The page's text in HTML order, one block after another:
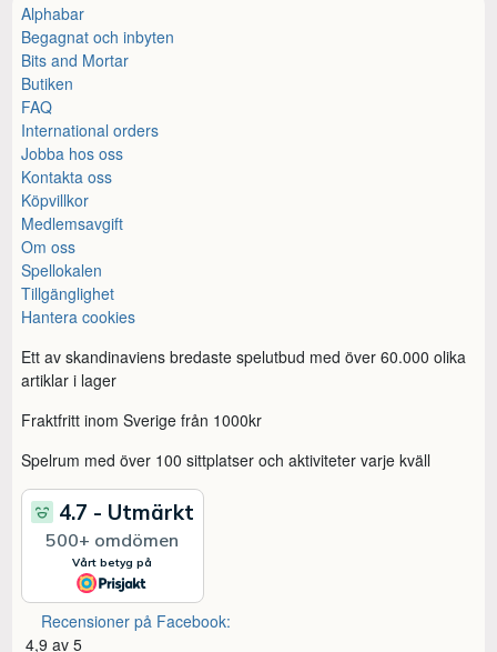
Alphabar
Begagnat och inbyten
Bits and Mortar
Butiken
FAQ
International orders
Jobba hos oss
Kontakta oss
Köpvillkor
Medlemsavgift
Om oss
Spellokalen
Tillgänglighet
Hantera cookies
Ett av skandinaviens bredaste spelutbud med över 60.000 olika
artiklar i lager
Fraktfritt inom Sverige från 1000kr
Spelrum med över 100 sittplatser och aktiviteter varje kväll
Recensioner på Facebook:
4,9 av 5